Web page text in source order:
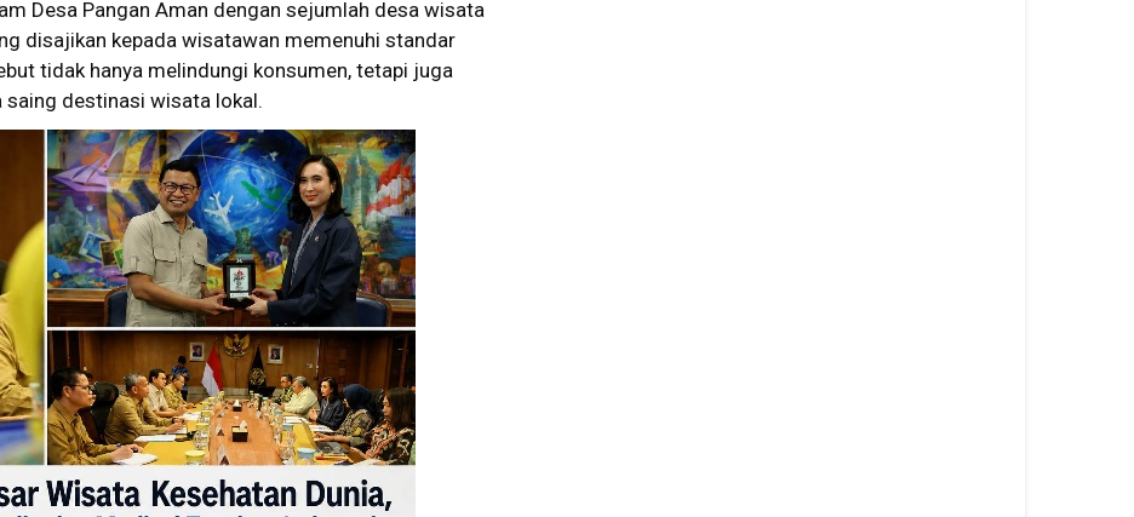
Desa Pangan Aman dengan sejumlah desa wisata
disajikan kepada wisatawan memenuhi standar
tidak hanya melindungi konsumen, tetapi juga
saing destinasi wisata lokal.